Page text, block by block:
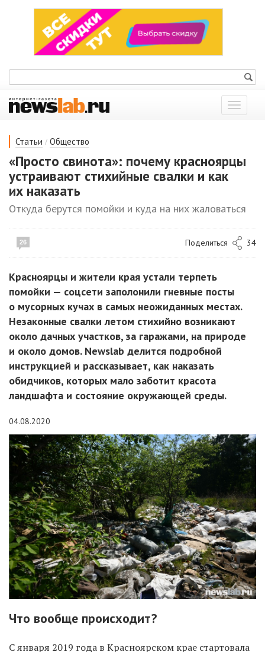
Показать
меню
Статьи / Общество
«Просто свинота»: почему красноярцы
устраивают стихийные свалки и как
их наказать
Откуда берутся помойки и куда на них жаловаться
26 Поделиться 34
Красноярцы и жители края устали терпеть
помойки — соцсети заполонили гневные посты
о мусорных кучах в самых неожиданных местах.
Незаконные свалки летом стихийно возникают
около дачных участков, за гаражами, на природе
и около домов. Newslab делится подробной
инструкцией и рассказывает, как наказать
обидчиков, которых мало заботит красота
ландшафта и состояние окружающей среды.
04.08.2020
Что вообще происходит?
С января 2019 года в Красноярском крае стартовала